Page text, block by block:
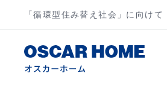
「循環型住み替え社会」に向けて